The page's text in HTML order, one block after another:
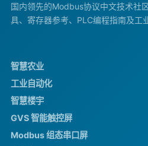
国内领先的Modbus协议中文技术社
具、寄存器参考、PLC编程指南及工
智慧农业
工业自动化
智慧楼宇
GVS 智能触控屏
Modbus 组态串口屏